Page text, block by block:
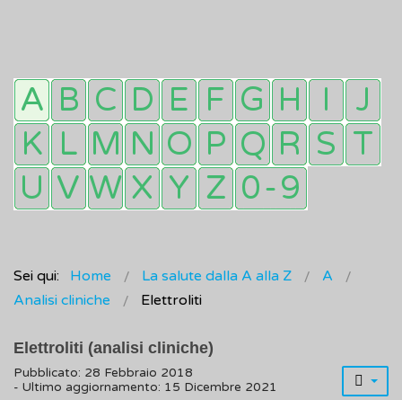
Sei qui: Home La salute dalla A alla Z
A
Analisi cliniche
Elettroliti
Elettroliti (analisi cliniche)
Pubblicato: 28 Febbraio 2018
- Ultimo aggiornamento: 15 Dicembre 2021